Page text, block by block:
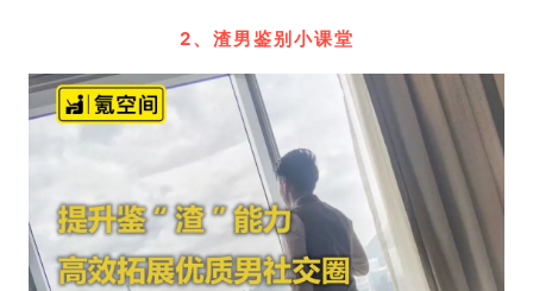
2、渣男鉴别小课堂